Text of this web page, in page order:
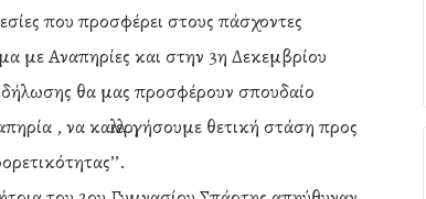
που προσφέρει στους πάσχοντες
με Αναπηρίες και στην 3η Δεκεμβρίου
θα μας προσφέρουν σπουδαίο
, να καλλιεργήσουμε θετική στάση προς